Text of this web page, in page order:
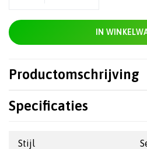
IN
Productomschrijving
Specificaties
Stijl